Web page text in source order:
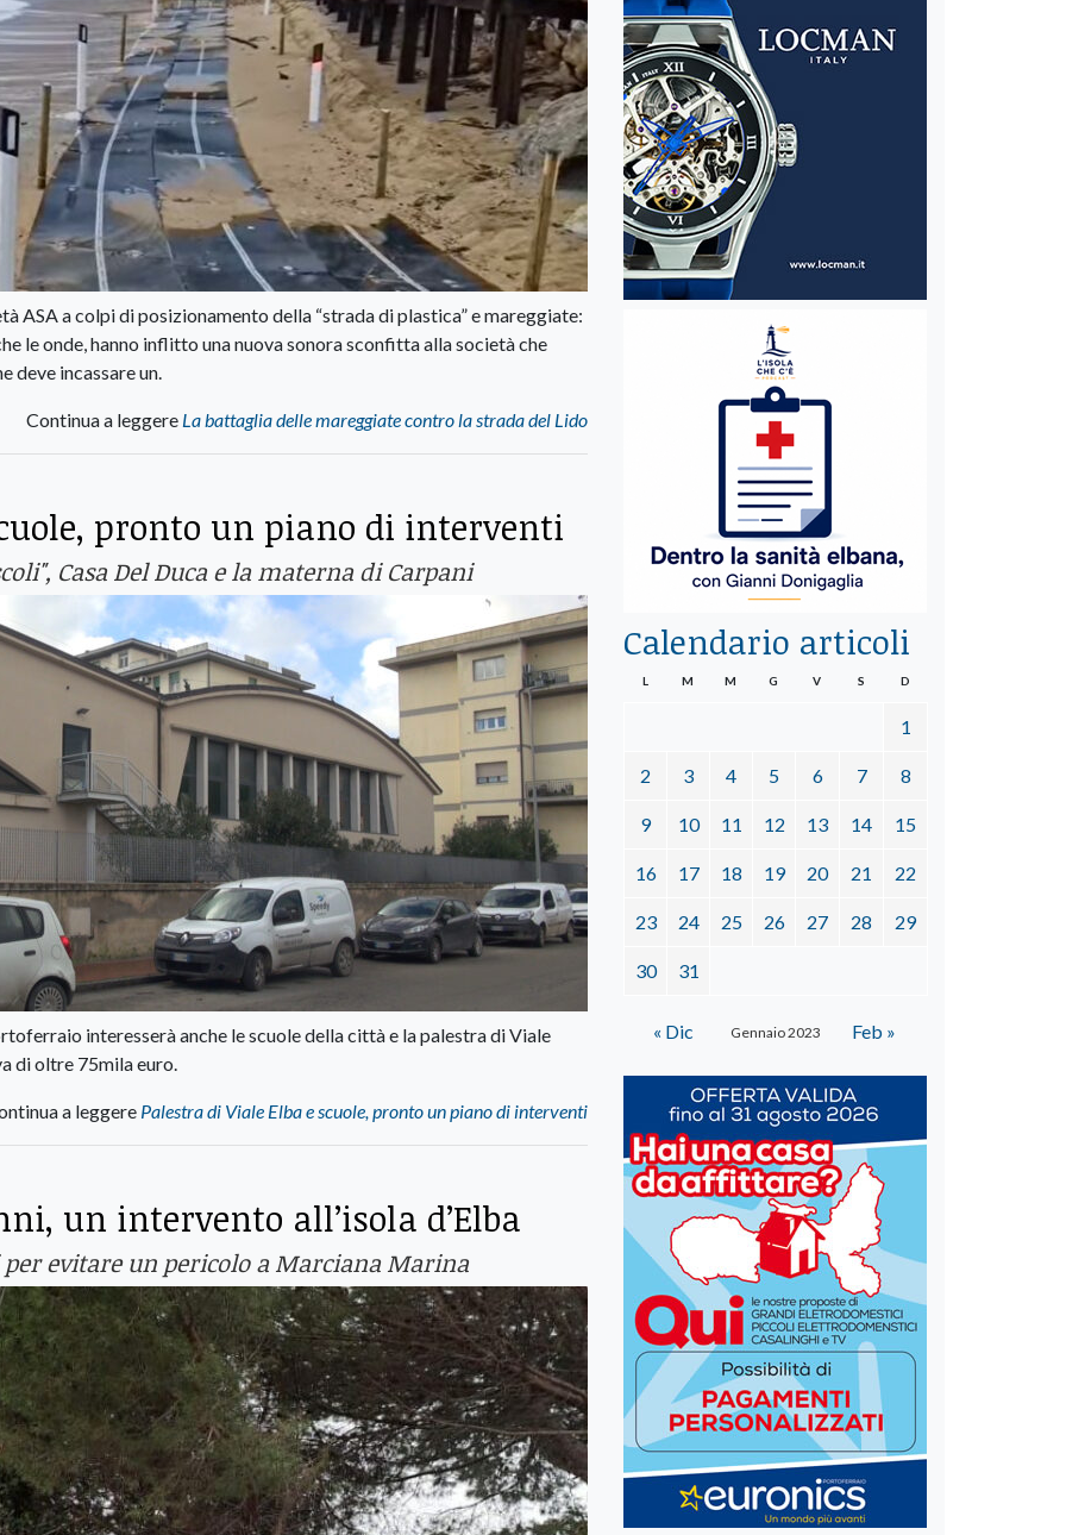
ASA a colpi di posizionamento della “strada di plastica” e mareggiate:
le onde, hanno inflitto una nuova sonora sconfitta alla società che
deve incassare un.
Continua a leggere La battaglia delle mareggiate contro la strada del Lido
pronto un piano di interventi
Casa Del Duca e la materna di Carpani
interesserà anche le scuole della città e la palestra di Viale
di oltre 75mila euro.
a leggere Palestra di Viale Elba e scuole, pronto un piano di interventi
un intervento all’isola d’Elba
evitare un pericolo a Marciana Marina
Calendario articoli
Gennaio 2023
L M M G V S D
1
2 3 4 5 6 7 8
9 10 11 12 13 14 15
16 17 18 19 20 21 22
23 24 25 26 27 28 29
30 31
« Dic Feb »